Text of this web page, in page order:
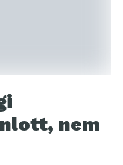
nem